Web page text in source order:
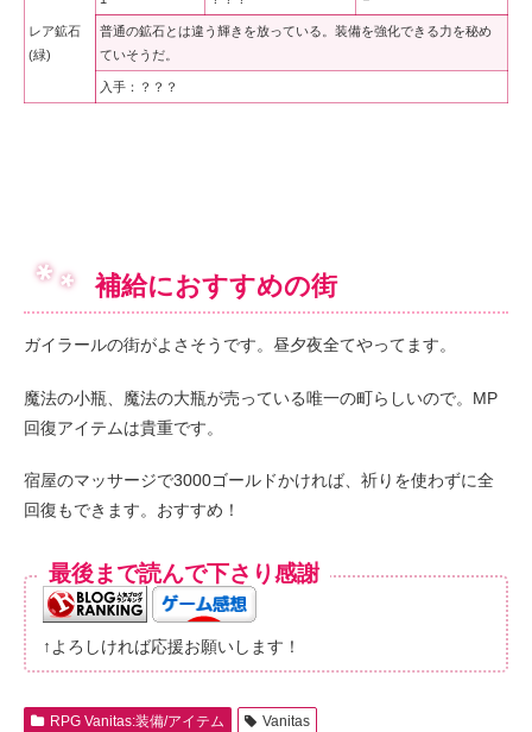
レア鉱石
(緑)
普通の鉱石とは違う輝きを放っている。装備を強化できる力を秘め
ていそうだ。
入手：？？？
補給におすすめの街
ガイラールの街がよさそうです。昼夕夜全てやってます。
魔法の小瓶、魔法の大瓶が売っている唯一の町らしいので。MP
回復アイテムは貴重です。
宿屋のマッサージで3000ゴールドかければ、祈りを使わずに全
回復もできます。おすすめ！
最後まで読んで下さり感謝
↑よろしければ応援お願いします！
RPG Vanitas:装備/アイテム Vanitas